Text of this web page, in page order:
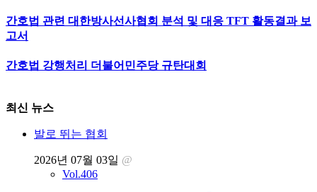
간호법 관련 대한방사선사협회 분석 및 대응 TFT 활동결과 보
고서
간호법 강행처리 더불어민주당 규탄대회
최신 뉴스
발로 뛰는 협회
2026년 07월 03일 @
Vol.406